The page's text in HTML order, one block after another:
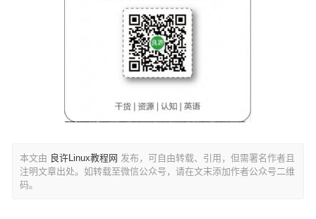
本文由 良许Linux教程网 发布，可自由转载、引用，但需署名作者且
注明文章出处。如转载至微信公众号，请在文末添加作者公众号二维
码。